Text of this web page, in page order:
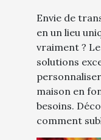
Envie de
en un lieu
vraiment ?
solutions
maison en
besoins.
comment